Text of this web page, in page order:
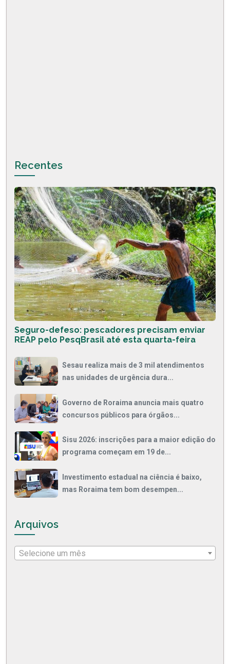
Recentes
Seguro-defeso: pescadores precisam enviar
REAP pelo PesqBrasil até esta quarta-feira
Sesau realiza mais de 3 mil atendimentos
nas unidades de urgência dura...
Governo de Roraima anuncia mais quatro
concursos públicos para órgãos...
Sisu 2026: inscrições para a maior edição do
programa começam em 19 de...
Investimento estadual na ciência é baixo,
mas Roraima tem bom desempen...
Arquivos
Selecione um mês